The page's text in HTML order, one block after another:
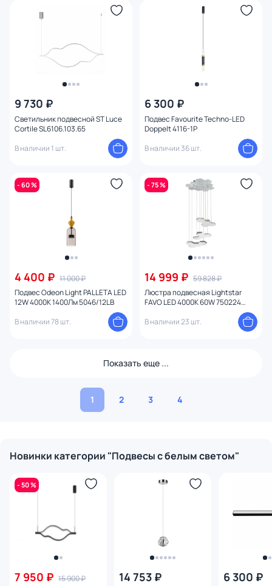
9 730 ₽
Светильник подвесной ST Luce
Cortile SL6106.103.65
В наличии 1 шт.
6 300 ₽
Подвес Favourite Techno-LED
Doppelt 4116-1P
В наличии 36 шт.
- 60 %
4 400 ₽ 11 000 ₽
Подвес Odeon Light PALLETA LED
12W 4000К 1400Лм 5046/12LB
В наличии 78 шт.
- 75 %
14 999 ₽ 59 828 ₽
Люстра подвесная Lightstar
FAVO LED 4000K 60W 750224
В наличии 23 шт.
Показать еще ...
1 2 3 4
Новинки категории "Подвесы с белым светом"
- 50 %
7 950 ₽ 15 900 ₽
14 753 ₽ 6 300 ₽